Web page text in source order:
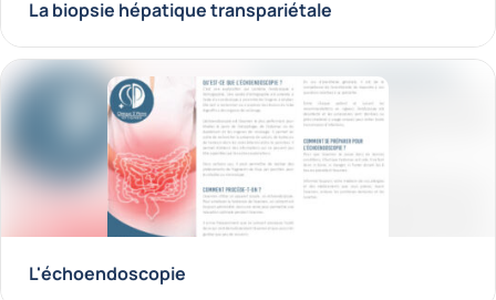
La biopsie hépatique transpariétale
L'échoendoscopie